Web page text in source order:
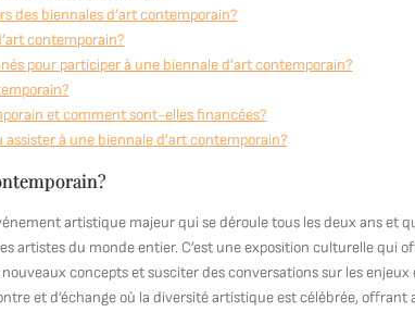
des biennales d’art contemporain?
contemporain?
pour participer à une biennale d’art contemporain?
et comment sont-elles financées?
à une biennale d’art contemporain?
artistique majeur qui se déroule tous les deux ans et
artistes du monde entier. C’est une exposition culturelle qui
concepts et susciter des conversations sur les
et d’échange où la diversité artistique est célébrée, offrant